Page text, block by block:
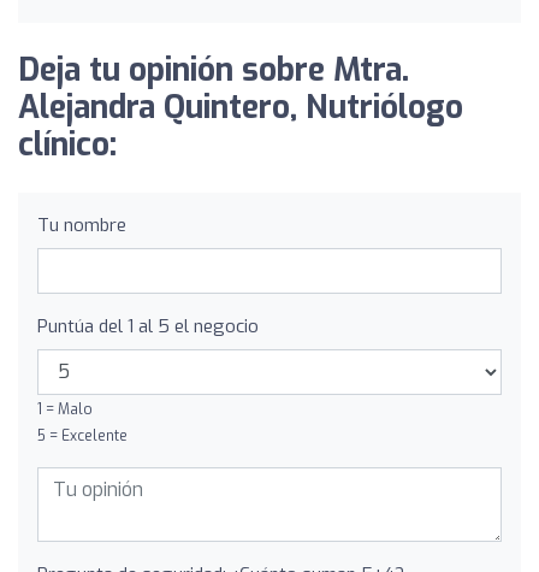
Deja tu opinión sobre Mtra.
Alejandra Quintero, Nutriólogo
clínico:
Tu nombre
Puntúa del 1 al 5 el negocio
1 = Malo
5 = Excelente